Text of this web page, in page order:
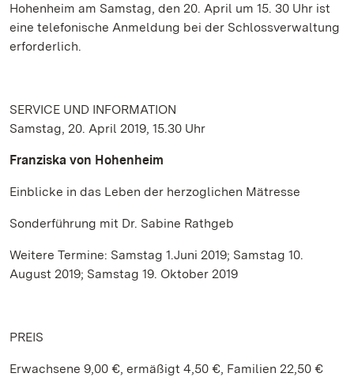
Hohenheim am Samstag, den 20. April um 15. 30 Uhr ist
eine telefonische Anmeldung bei der Schlossverwaltung
erforderlich.
SERVICE UND INFORMATION
Samstag, 20. April 2019, 15.30 Uhr
Franziska von Hohenheim
Einblicke in das Leben der herzoglichen Mätresse
Sonderführung mit Dr. Sabine Rathgeb
Weitere Termine: Samstag 1.Juni 2019; Samstag 10.
August 2019; Samstag 19. Oktober 2019
PREIS
Erwachsene 9,00 €, ermäßigt 4,50 €, Familien 22,50 €